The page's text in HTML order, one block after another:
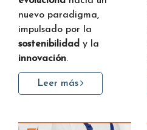
nuevo paradigma,
impulsado por la
sostenibilidad y la
innovación.
Leer más